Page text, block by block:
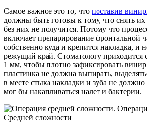
Самое важное это то, что поставив
должны быть готовы к тому, что снять их
без них не получится. Потому что
включает препарирование фронтальной
собственно куда и крепится накладка, и
режущий край. Стоматологу приходится
1 мм, чтобы плотно зафиксировать
пластинка не должна выпирать,
в месте стыка накладки и зуба не должно
мог бы накапливаться налет и бактерии.
Средней сложности